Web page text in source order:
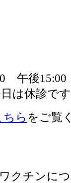
ちら をご覧
クチンに